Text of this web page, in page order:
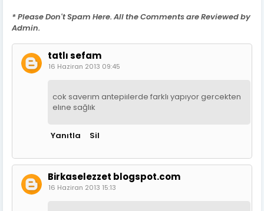
* Please Don't Spam Here. All the Comments are Reviewed by
Admin.
tatlı sefam
16 Haziran 2013 09:45
cok saverım antepiılerde farklı yapıyor gercekten
elıne sağlık
Yanıtla Sil
Birkaselezzet blogspot.com
16 Haziran 2013 15:13